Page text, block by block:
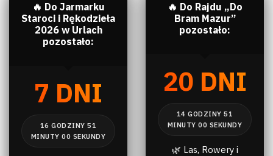
🔥 Do Jarmarku
Staroci i Rękodzieła
2026 w Urlach
pozostało:
7 DNI
🔥 Do Rajdu „Do
Bram Mazur”
pozostało:
20 DNI
🌿 Las, Rowery i